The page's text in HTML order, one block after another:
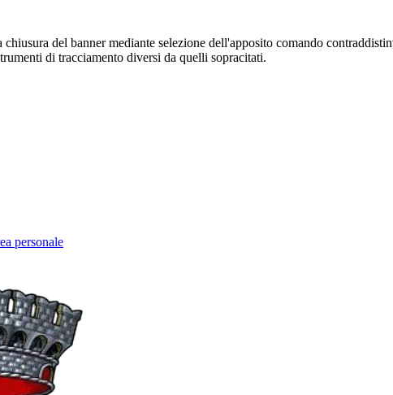
del banner mediante selezione dell'apposito comando
di tracciamento diversi da quelli sopracitati.
personale